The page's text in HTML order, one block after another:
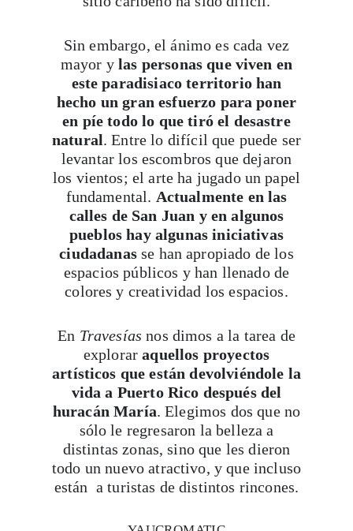
mayor ylas personas que viven en
este paradisiaco territorio han
hecho un gran esfuerzo para poner
en píe todo lo que tiró el desastre
natural . Entre lo difícil que puede ser
levantar los escombros que dejaron
los vientos; el arte ha jugado un papel
fundamental.Actualmente en las
calles de San Juan y en algunos
pueblos hay algunas iniciativas
ciudadanasse han apropiado de los
espacios públicos y han llenado de
colores y creatividad los espacios.
exploraraquellos proyectos
artísticos que están devolviéndole la
vida a Puerto Rico después del
huracán María. Elegimos dos que no
sólo le regresaron la belleza a
distintas zonas, sino que les dieron
todo un nuevo atractivo, y que incluso
están a turistas de distintos rincones.